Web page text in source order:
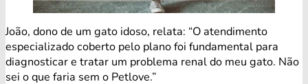
João, dono de um gato idoso, relata: “O atendimento
especializado coberto pelo plano foi fundamental para
diagnosticar e tratar um problema renal do meu gato. Não
sei o que faria sem o Petlove.”